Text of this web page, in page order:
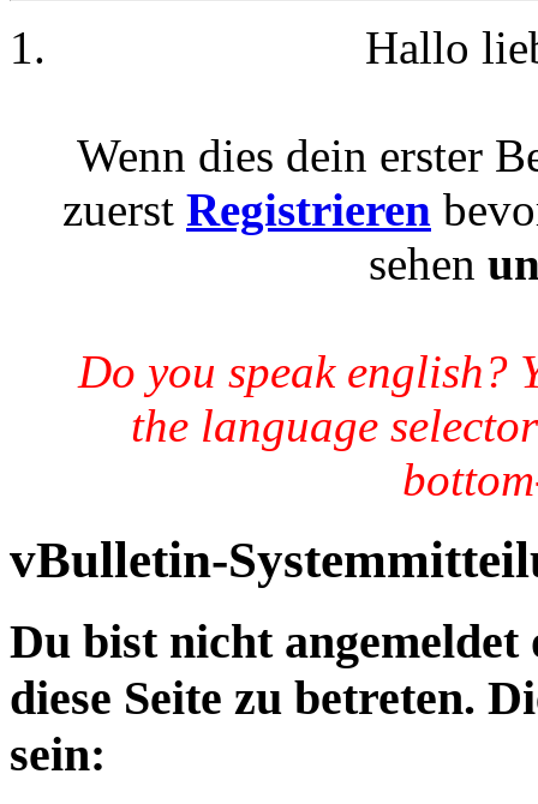
Hallo
Wenn dies dein erster
zuerst Registrieren
sehen
Do you speak english?
the language
vBulletin-
Du bist nicht angemeldet
diese Seite zu betreten.
sein: